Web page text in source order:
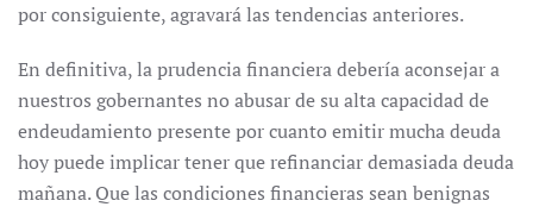
por consiguiente, agravará las tendencias anteriores.
En definitiva, la prudencia financiera debería aconsejar a
nuestros gobernantes no abusar de su alta capacidad de
endeudamiento presente por cuanto emitir mucha deuda
hoy puede implicar tener que refinanciar demasiada deuda
mañana. Que las condiciones financieras sean benignas